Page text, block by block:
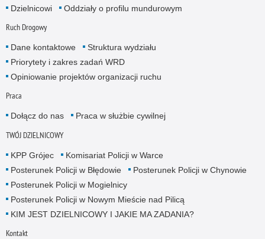
Dzielnicowi
Oddziały o profilu mundurowym
Ruch Drogowy
Dane kontaktowe
Struktura wydziału
Priorytety i zakres zadań WRD
Opiniowanie projektów organizacji ruchu
Praca
Dołącz do nas Praca w służbie cywilnej
TWÓJ DZIELNICOWY
KPP Grójec
Komisariat Policji w Warce
Posterunek Policji w Błędowie
Posterunek Policji w Chynowie
Posterunek Policji w Mogielnicy
Posterunek Policji w Nowym Mieście nad Pilicą
KIM JEST DZIELNICOWY I JAKIE MA ZADANIA?
Kontakt